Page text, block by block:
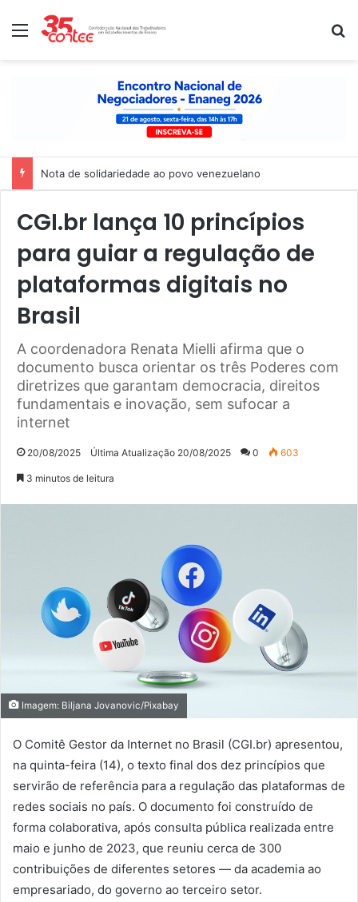
Menu
Nota de solidariedade ao povo venezuelano
CGI.br lança 10 princípios
para guiar a regulação de
plataformas digitais no
Brasil
A coordenadora Renata Mielli afirma que o
documento busca orientar os três Poderes com
diretrizes que garantam democracia, direitos
fundamentais e inovação, sem sufocar a
internet
20/08/2025 Última Atualização 20/08/2025 0 603
3 minutos de leitura
Imagem: Biljana Jovanovic/Pixabay
O Comitê Gestor da Internet no Brasil (CGI.br) apresentou,
na quinta-feira (14), o texto final dos dez princípios que
servirão de referência para a regulação das plataformas de
redes sociais no país. O documento foi construído de
forma colaborativa, após consulta pública realizada entre
maio e junho de 2023, que reuniu cerca de 300
contribuições de diferentes setores — da academia ao
empresariado, do governo ao terceiro setor.